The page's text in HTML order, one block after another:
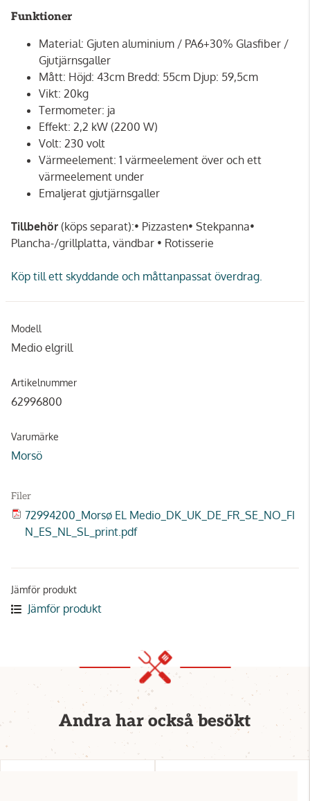
Funktioner
Material: Gjuten aluminium / PA6+30% Glasfiber /
Gjutjärnsgaller
Mått: Höjd: 43cm Bredd: 55cm Djup: 59,5cm
Vikt: 20kg
Termometer: ja
Effekt: 2,2 kW (2200 W)
Volt: 230 volt
Värmeelement: 1 värmeelement över och ett
värmeelement under
Emaljerat gjutjärnsgaller
Tillbehör (köps separat):• Pizzasten• Stekpanna•
Plancha-/grillplatta, vändbar • Rotisserie
Köp till ett skyddande och måttanpassat överdrag.
Modell
Medio elgrill
Artikelnummer
62996800
Varumärke
Morsö
Filer
72994200_Morsø EL Medio_DK_UK_DE_FR_SE_NO_FI
N_ES_NL_SL_print.pdf
Jämför produkt
Jämför produkt
Andra har också besökt